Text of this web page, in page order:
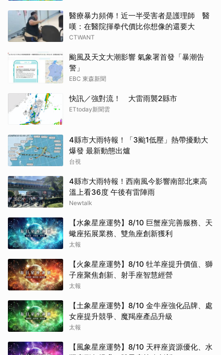
醫療暴力頻傳！近一半受害者是護理師 醫
嘆：在醫院揮拳代價比你想像的還要大
CTWANT
颱風及天文大潮影響 氣象署首發「暴潮告
警」
EBC 東森新聞
快訊／強對流！ 大雷雨襲2縣市
ETtoday新聞雲
4縣市大雨特報！「3颱1低壓」熱帶擾動大
爆發 最新動態出爐
台視
4縣市大雨特報！西南風今影響南部北東高
溫上看36度 午後有雷陣雨
Newtalk
【水象星座運勢】8/10 巨蟹座完善服務、天
蠍座拓展業務、雙魚座創新獲利
太報
【火象星座運勢】8/10 牡羊座提升價值、獅
子座聚焦創新、射手座智慧經營
太報
【土象星座運勢】8/10 金牛座強化品牌、處
女座提升競爭、魔羯座產品升級
太報
【風象星座運勢】8/10 天秤座資源優化、水